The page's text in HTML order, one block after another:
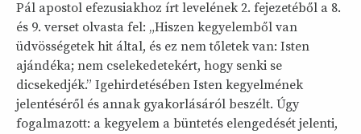
Pál apostol efezusiakhoz írt levelének 2. fejezetéből a 8.
és 9. verset olvasta fel: „Hiszen kegyelemből van
üdvösségetek hit által, és ez nem tőletek van: Isten
ajándéka; nem cselekedetekért, hogy senki se
dicsekedjék.” Igehirdetésében Isten kegyelmének
jelentéséről és annak gyakorlásáról beszélt. Úgy
fogalmazott: a kegyelem a büntetés elengedését jelenti,